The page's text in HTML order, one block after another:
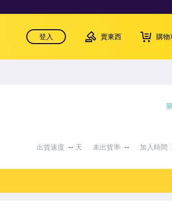
登入 賣東西 購物
出貨速度 -- 天 未出貨率 -- 加入時間